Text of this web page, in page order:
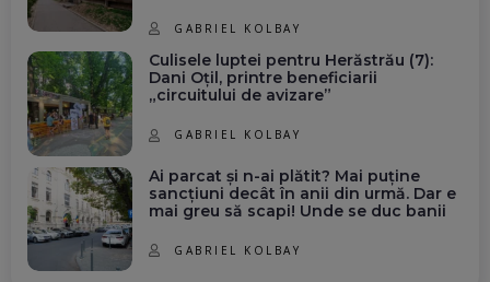
GABRIEL KOLBAY
Culisele luptei pentru Herăstrău (7):
Dani Oțil, printre beneficiarii
„circuitului de avizare”
GABRIEL KOLBAY
Ai parcat și n-ai plătit? Mai puține
sancțiuni decât în anii din urmă. Dar e
mai greu să scapi! Unde se duc banii
GABRIEL KOLBAY